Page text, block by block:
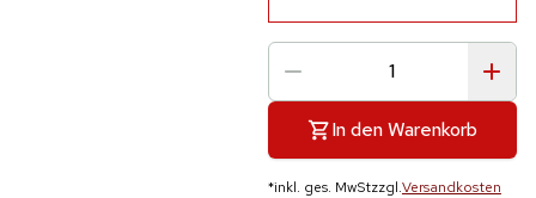
In den Warenkorb
*inkl. ges. MwStzzgl.Versandkosten